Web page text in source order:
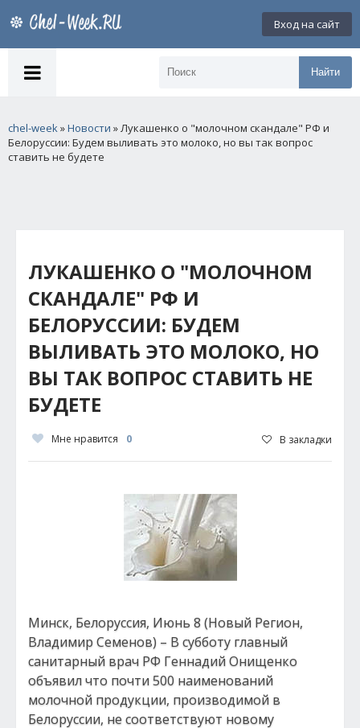
Вход на сайт
Найти
chel-week»Новости » Лукашенко о "молочном скандале" РФ и
Белоруссии: Будем выливать это молоко, но вы так вопрос
ставить не будете
ЛУКАШЕНКО О "МОЛОЧНОМ
СКАНДАЛЕ" РФ И
БЕЛОРУССИИ: БУДЕМ
ВЫЛИВАТЬ ЭТО МОЛОКО, НО
ВЫ ТАК ВОПРОС СТАВИТЬ НЕ
БУДЕТЕ
Мне нравится 0 В закладки
Минск, Белоруссия, Июнь 8 (Новый Регион,
Владимир Семенов) – В субботу главный
санитарный врач РФ Геннадий Онищенко
объявил что почти 500 наименований
молочной продукции, производимой в
Белоруссии, не соответствуют новому